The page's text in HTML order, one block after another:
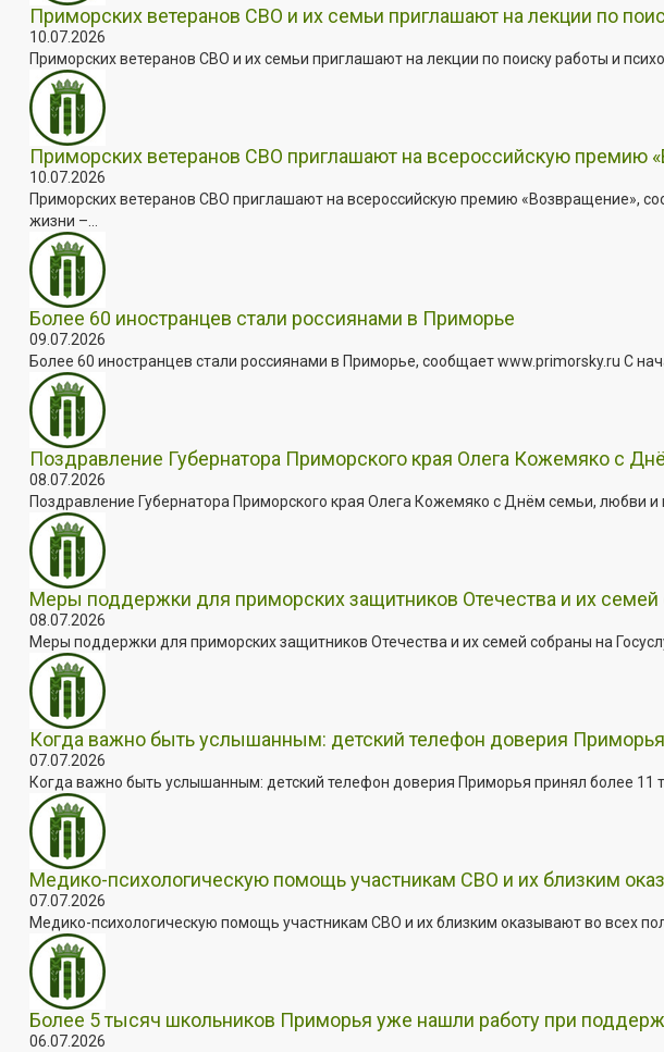
Приморских ветеранов СВО и их семьи приглашают на лекции по
10.07.2026
Приморских ветеранов СВО и их семьи приглашают на лекции по поиску работы и
Приморских ветеранов СВО приглашают на всероссийскую премию
10.07.2026
Приморских ветеранов СВО приглашают на всероссийскую премию «Возвращение»,
жизни –...
Более 60 иностранцев стали россиянами в Приморье
09.07.2026
Более 60 иностранцев стали россиянами в Приморье, сообщает www.primorsky.ru С
Поздравление Губернатора Приморского края Олега Кожемяко с
08.07.2026
Поздравление Губернатора Приморского края Олега Кожемяко с Днём семьи, любви
Меры поддержки для приморских защитников Отечества и их семей
08.07.2026
Меры поддержки для приморских защитников Отечества и их семей собраны на
Когда важно быть услышанным: детский телефон доверия
07.07.2026
Когда важно быть услышанным: детский телефон доверия Приморья принял более 11
Медико-психологическую помощь участникам СВО и их близким
07.07.2026
Медико-психологическую помощь участникам СВО и их близким оказывают во всех
Более 5 тысяч школьников Приморья уже нашли работу при
06.07.2026